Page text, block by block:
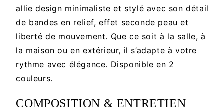
allie design minimaliste et stylé avec son détail
de bandes en relief, effet seconde peau et
liberté de mouvement. Que ce soit à la salle, à
la maison ou en extérieur, il s’adapte à votre
rythme avec élégance. Disponible en 2
couleurs.
COMPOSITION & ENTRETIEN